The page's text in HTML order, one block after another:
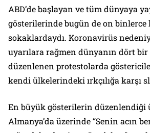
ABD’de başlayan ve tüm dünyaya
gösterilerinde bugün de on binlerce
sokaklardaydı. Koronavirüs
uyarılara rağmen dünyanın dört bir
düzenlenen protestolarda
kendi ülkelerindeki ırkçılığa karşı
En büyük gösterilerin düzenlendiği
Almanya’da üzerinde “Senin acın